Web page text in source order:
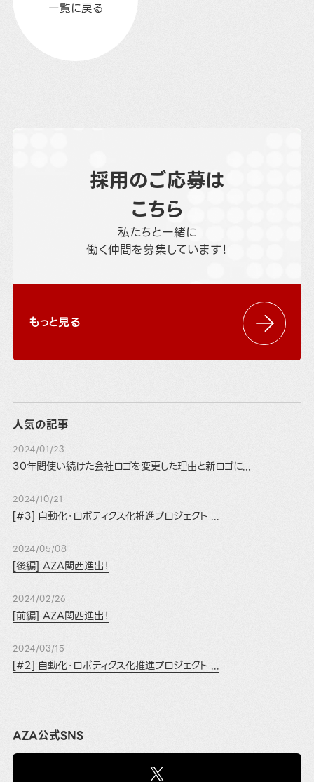
一覧に戻る
採用のご応募は
こちら
私たちと一緒に
働く仲間を募集しています！
もっと見る
人気の記事
2024/01/23
30年間使い続けた会社ロゴを変更した理由と新ロゴに...
2024/10/21
[#3] 自動化・ロボティクス化推進プロジェクト ...
2024/05/08
[後編] AZA関西進出！
2024/02/26
[前編] AZA関西進出！
2024/03/15
[#2] 自動化・ロボティクス化推進プロジェクト ...
AZA公式SNS